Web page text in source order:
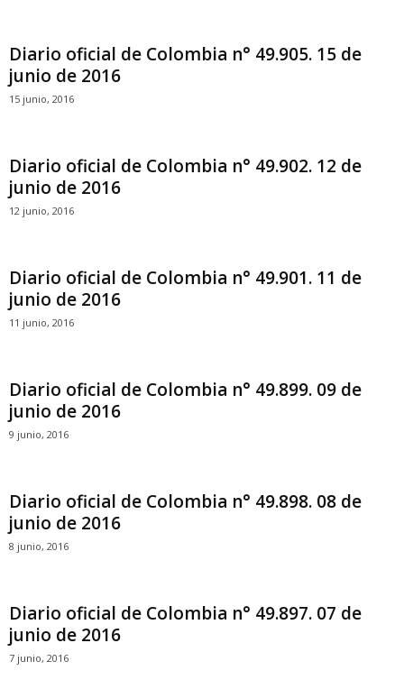
Diario oficial de Colombia n° 49.905. 15 de
junio de 2016
15 junio, 2016
Diario oficial de Colombia n° 49.902. 12 de
junio de 2016
12 junio, 2016
Diario oficial de Colombia n° 49.901. 11 de
junio de 2016
11 junio, 2016
Diario oficial de Colombia n° 49.899. 09 de
junio de 2016
9 junio, 2016
Diario oficial de Colombia n° 49.898. 08 de
junio de 2016
8 junio, 2016
Diario oficial de Colombia n° 49.897. 07 de
junio de 2016
7 junio, 2016